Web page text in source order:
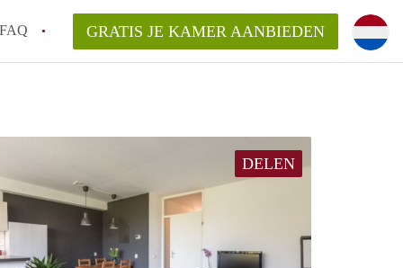
FAQ
onzelfstandige woonruimte (kamer) in
kamer in Amsterdam?
voor een kamer in Amsterdam en wat
voor de huurder?
GRATIS JE KAMER AANBIEDEN
DELEN